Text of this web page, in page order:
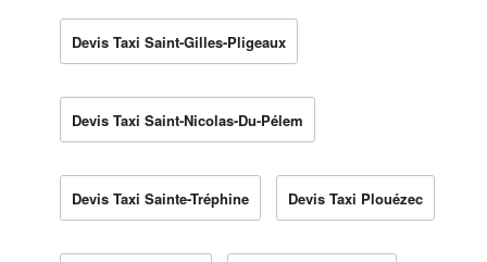
Devis Taxi Saint-Gilles-Pligeaux
Devis Taxi Saint-Nicolas-Du-Pélem
Devis Taxi Sainte-Tréphine Devis Taxi Plouézec